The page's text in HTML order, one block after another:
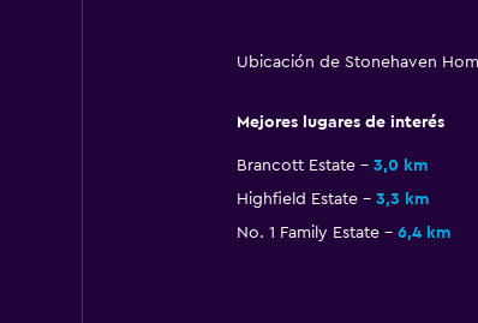
Ubicación de Stonehaven
Mejores lugares de interés
Brancott Estate 3,0 km
Highfield Estate
3,3 km
No. 1 Family Estate
6,4 km